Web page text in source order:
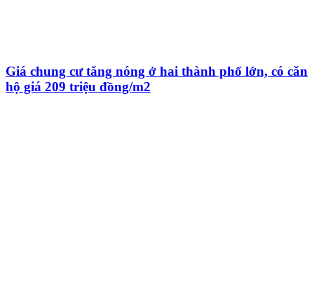
Giá chung cư tăng nóng ở hai thành phố lớn, có căn
hộ giá 209 triệu đồng/m2